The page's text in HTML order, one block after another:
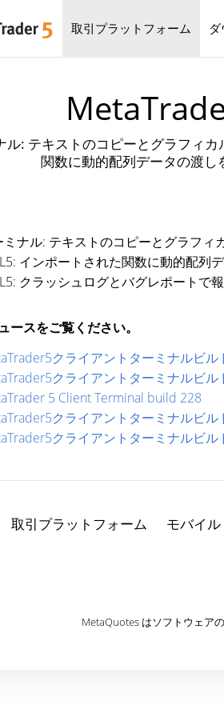
取引プラットフォーム
ル: テキストのコピーとグラフィ
関数に動的配列データの渡し
ミナル: テキストのコピーとグラフィ
インポートされた関数に動的配列
クラッシュログとバグレポートで
ースをご覧ください。
クライアントターミナルビル
クライアントターミナルビル
5 Client Terminal build 228
クライアントターミナルビル
クライアントターミナルビル
取引プラットフォーム モバイ
MetaQuotes はソフトウェア